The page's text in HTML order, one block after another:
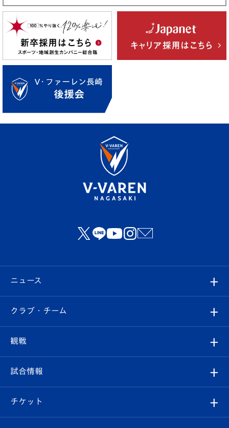
ニュース
すべて
クラブ
試合情報
クラブ・チーム
クラブ概要
エンブレム紹介
観戦
観戦ルール
はじめての観戦ガイド
試合情報
試合日程/結果
チケット